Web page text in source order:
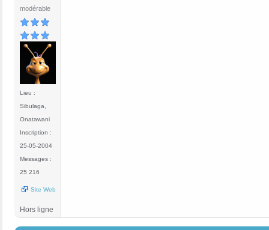
modérable
Lieu :
Sibulaga,
Onatawani
Inscription :
25-05-2004
Messages :
25 216
Site Web
Hors ligne